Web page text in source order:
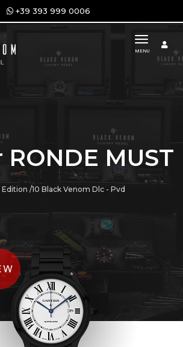
+39 393 999 0006
toggle
MENU
MUST
/10 Black Venom Dlc - Pvd